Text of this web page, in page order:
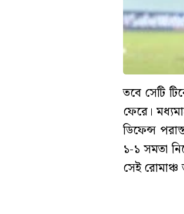
তবে সেটি
ফেরে।
ডিফেন্স
১-১ সমতা
সেই